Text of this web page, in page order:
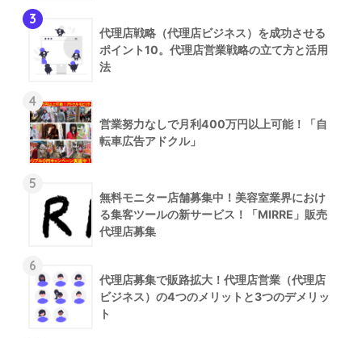
3
代理店戦略（代理店ビジネス）を成功させる
ポイント10。代理店営業戦略の立て方と活用
法
4
営業努力なしで月利400万円以上可能！「自
転車広告アドクル」
5
無料モニター店舗募集中！美容室業界におけ
る集客ツールの新サービス！「MIRRE」販売
代理店募集
6
代理店募集で販路拡大！代理店営業（代理店
ビジネス）の4つのメリットと3つのデメリッ
ト